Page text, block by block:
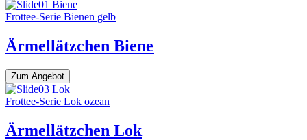
Frottee-Serie Bienen gelb
Ärmellätzchen Biene
Zum Angebot
Frottee-Serie Lok ozean
Ärmellätzchen Lok